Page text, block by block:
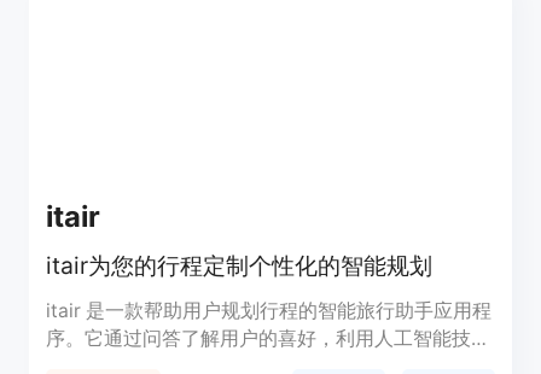
itair
itair为您的行程定制个性化的智能规划
itair 是一款帮助用户规划行程的智能旅行助手应用程
序。它通过问答了解用户的喜好，利用人工智能技术